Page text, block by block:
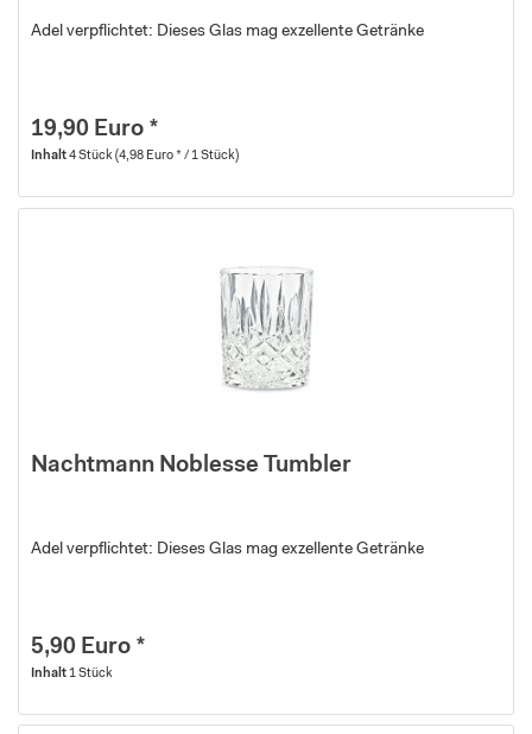
Adel verpflichtet: Dieses Glas mag exzellente Getränke
19,90 Euro *
Inhalt4 Stück(4,98 Euro * / 1 Stück)
Nachtmann Noblesse Tumbler
Adel verpflichtet: Dieses Glas mag exzellente Getränke
5,90 Euro *
Inhalt 1 Stück